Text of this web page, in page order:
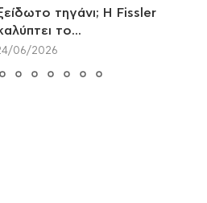
τηγάνι; Η Fissler
το...
06/2026